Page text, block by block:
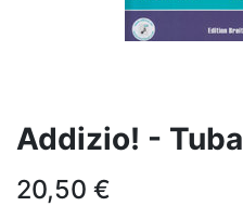
Addizio! - Tuba
20,50 €